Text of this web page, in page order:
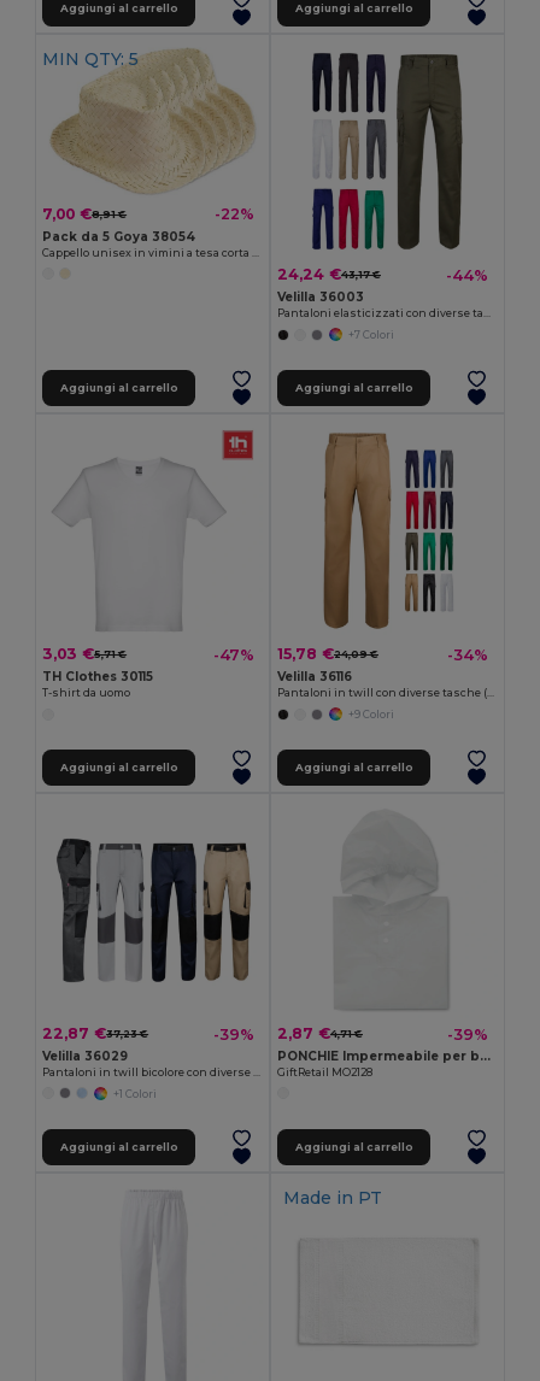
Aggiungi al carrello Aggiungi al carrello
MIN QTY: 5
7,00 €8,91 € -22%
Pack da 5 Goya 38054
Aggiungi al carrello
24,24 €43,17 € -44%
Velilla 36003
Pantaloni elasticizzati con diverse tasche (240g/m²), in cotone (46%), EME (38%) e poliestere (16%)
+7 Colori
Aggiungi al carrello
3,03 €5,71 € -47%
TH Clothes 30115
T-shirt da uomo
Aggiungi al carrello
15,78 €24,09 € -34%
Velilla 36116
Pantaloni in twill con diverse tasche (200g/m²), in cotone (35%) e poliestere (65%)
+9 Colori
Aggiungi al carrello
22,87 €37,23 € -39%
Velilla 36029
Pantaloni in twill bicolore con diverse tasche (240g/m²), in cotone (35%) e poliestere (65%)
+1 Colori
Aggiungi al carrello
2,87 €4,71 € -39%
PONCHIE Impermeabile per bambini
GiftRetail MO2128
Aggiungi al carrello
Made in PT